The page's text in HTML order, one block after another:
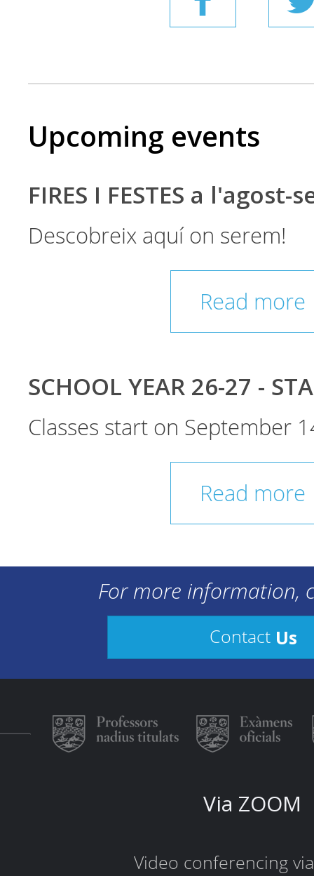
Upcoming events
FIRES I FESTES a l'agost-
Descobreix aquí on serem!
Read more
SCHOOL YEAR 26-27 -
Classes start on September
Read more
For more information,
Contact Us
Via ZOOM
Video conferencing